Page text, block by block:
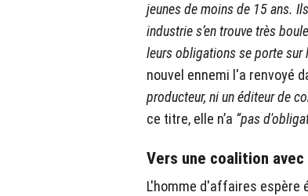
jeunes de moins de 15 ans.
industrie s’en trouve très
leurs obligations se porte sur
nouvel ennemi l'a renvoyé
producteur, ni un éditeur de
ce titre, elle n’a “pas
Vers une coalition
L'homme d'affaires espère